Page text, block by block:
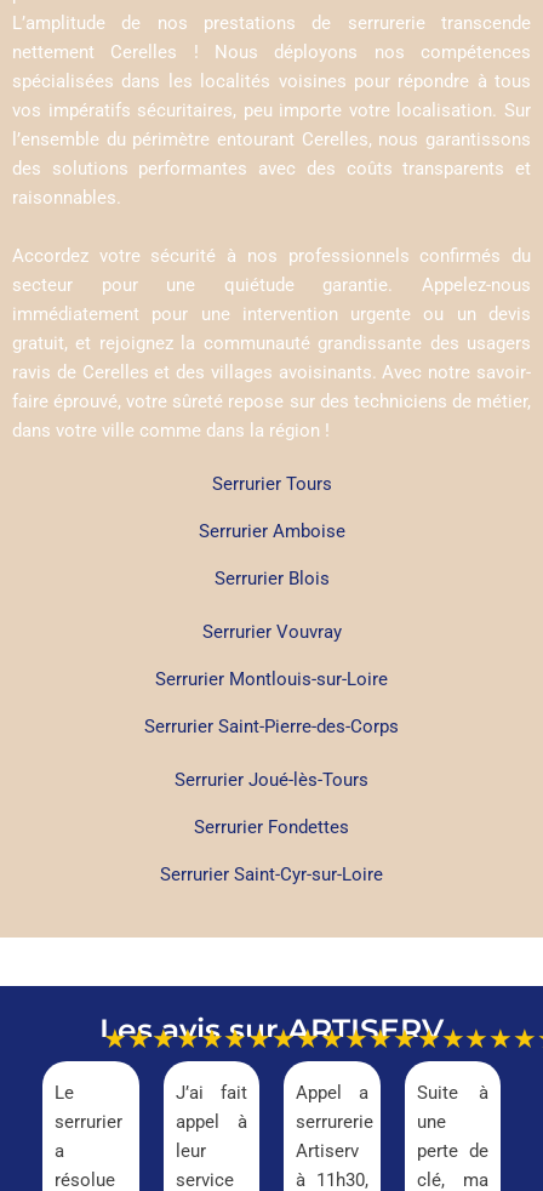
L’amplitude de nos prestations de serrurerie transcende
nettement Cerelles ! Nous déployons nos compétences
spécialisées dans les localités voisines pour répondre à tous
vos impératifs sécuritaires, peu importe votre localisation. Sur
l’ensemble du périmètre entourant Cerelles, nous garantissons
des solutions performantes avec des coûts transparents et
raisonnables.
Accordez votre sécurité à nos professionnels confirmés du
secteur pour une quiétude garantie. Appelez-nous
immédiatement pour une intervention urgente ou un devis
gratuit, et rejoignez la communauté grandissante des usagers
ravis de Cerelles et des villages avoisinants. Avec notre savoir-
faire éprouvé, votre sûreté repose sur des techniciens de métier,
dans votre ville comme dans la région !
Serrurier Tours
Serrurier Amboise
Serrurier Blois
Serrurier Vouvray
Serrurier Montlouis-sur-Loire
Serrurier Saint-Pierre-des-Corps
Serrurier Joué-lès-Tours
Serrurier Fondettes
Serrurier Saint-Cyr-sur-Loire
Les avis sur ARTISERV
★★★★★
Le
serrurier
a
résolue
★★★★★
J’ai fait
appel à
leur
service
★★★★★
Appel a
serrurerie
Artiserv
à 11h30,
Suite à
une
perte de
clé, ma